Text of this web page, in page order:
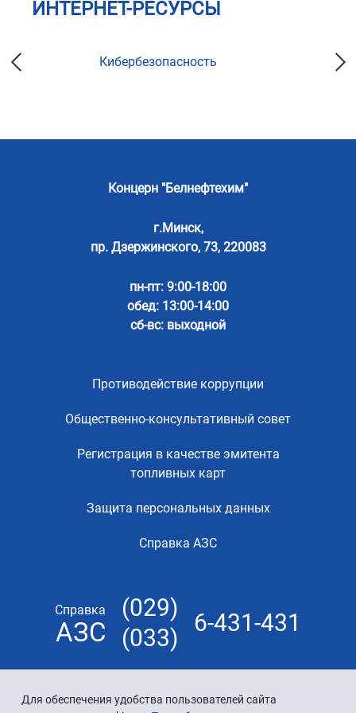
Для обеспечения удобства пользователей сайта
ИНТЕРНЕТ-РЕСУРСЫ
Кибербезопасность
Концерн "Белнефтехим"
г.Минск,
пр. Дзержинского, 73, 220083
пн-пт: 9:00-18:00
обед: 13:00-14:00
сб-вс: выходной
Противодействие коррупции
Общественно-консультативный совет
Регистрация в качестве эмитента
топливных карт
Защита персональных данных
Справка АЗС
Справка
АЗС
(029)
(033)
6-431-431